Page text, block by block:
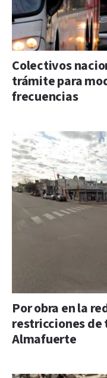
Colectivos
trámite para
frecuencias
Por obra en la
restricciones de
Almafuerte